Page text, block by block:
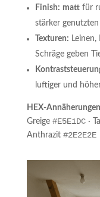
Finish: mattfür
stärker
Texturen:
Schräge geben
luftiger und
HEX-
Greige #E5E1DC·
Anthrazit #2E2E2E